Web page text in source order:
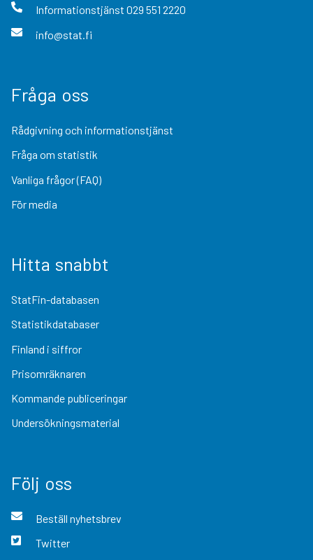
Informationstjänst 029 551 2220
info@stat.fi
Fråga oss
Rådgivning och informationstjänst
Fråga om statistik
Vanliga frågor (FAQ)
För media
Hitta snabbt
StatFin-databasen
Statistikdatabaser
Finland i siffror
Prisomräknaren
Kommande publiceringar
Undersökningsmaterial
Följ oss
Beställ nyhetsbrev
Twitter